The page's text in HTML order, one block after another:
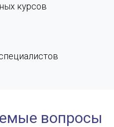
курсов
вопросы